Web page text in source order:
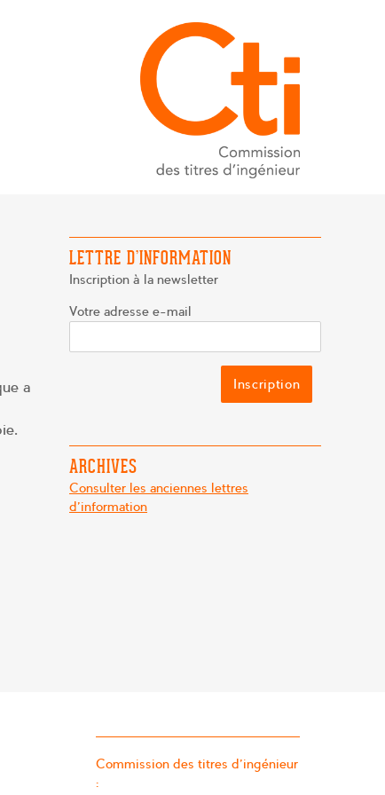
a
LETTRE D’INFORMATION
Inscription à la newsletter
Votre adresse e-mail
ARCHIVES
Consulter les anciennes lettres
d'information
Commission des titres d’ingénieur
: